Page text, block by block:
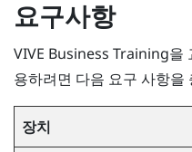
요구사항
VIVE Business Training을
용하려면 다음 요구 사항을
장치